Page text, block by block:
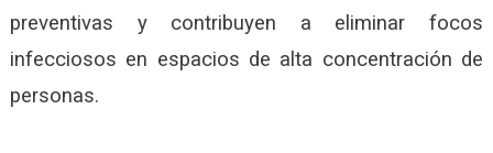
preventivas y contribuyen a eliminar focos
infecciosos en espacios de alta concentración de
personas.